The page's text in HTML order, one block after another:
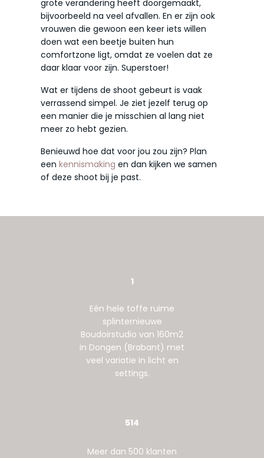
grote verandering heeft doorgemaakt,
bijvoorbeeld na veel afvallen. En er zijn ook
vrouwen die gewoon een keer iets willen
doen wat een beetje buiten hun
comfortzone ligt, omdat ze voelen dat ze
daar klaar voor zijn. Superstoer!
Wat er tijdens de shoot gebeurt is vaak
verrassend simpel. Je ziet jezelf terug op
een manier die je misschien al lang niet
meer zo hebt gezien.
Benieuwd hoe dat voor jou zou zijn? Plan
een kennismaking en dan kijken we samen
of deze shoot bij je past.
1
Eén hele toffe ruime
splinternieuwe
Boudoirstudio van 160m2
in Dongen (Brabant) met
veel variatie in licht en
settings.
514
Meer dan 500 klanten